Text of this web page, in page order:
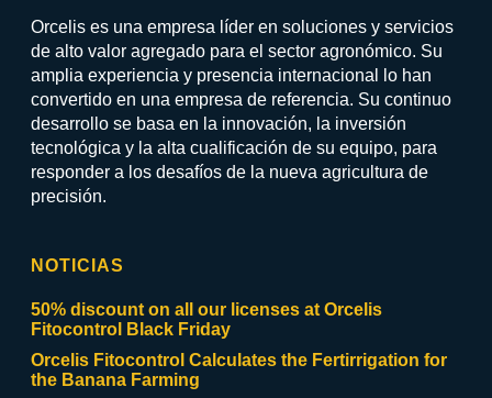
Orcelis es una empresa líder en soluciones y servicios
de alto valor agregado para el sector agronómico. Su
amplia experiencia y presencia internacional lo han
convertido en una empresa de referencia. Su continuo
desarrollo se basa en la innovación, la inversión
tecnológica y la alta cualificación de su equipo, para
responder a los desafíos de la nueva agricultura de
precisión.
NOTICIAS
50% discount on all our licenses at Orcelis
Fitocontrol Black Friday
Orcelis Fitocontrol Calculates the Fertirrigation for
the Banana Farming